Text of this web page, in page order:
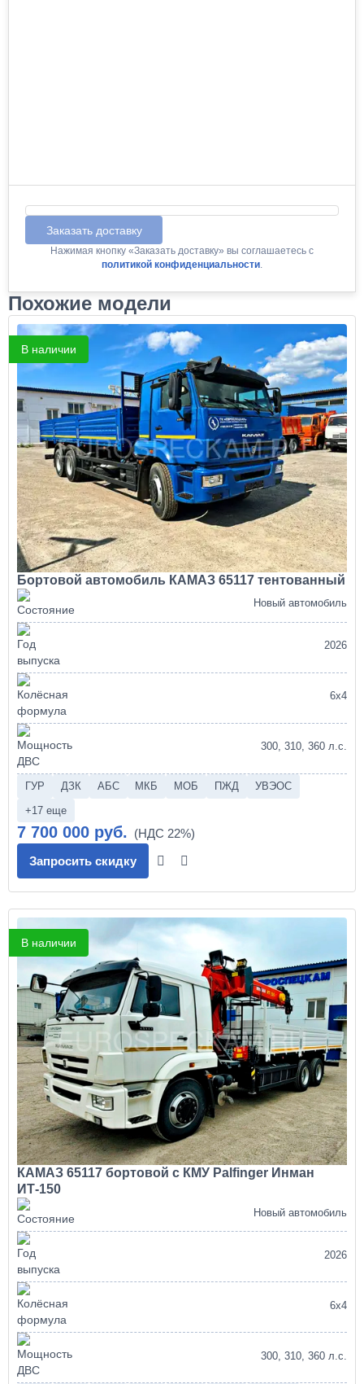
Заказать доставку
Нажимая кнопку «Заказать доставку» вы соглашаетесь с
политикой конфиденциальности.
Похожие модели
В наличии
Бортовой автомобиль КАМАЗ 65117 тентованный
Новый автомобиль
2026
6х4
300, 310, 360 л.с.
ГУР ДЗК АБС МКБ МОБ ПЖД
УВЭОС
+17 еще
7 700 000 руб.
Запросить скидку
В наличии
КАМАЗ 65117 бортовой с КМУ Palfinger Инман
ИТ-150
Новый автомобиль
2026
6х4
300, 310, 360 л.с.